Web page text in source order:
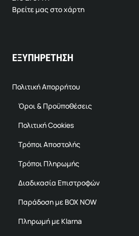
Βρείτε μας στο χάρτη
ΕΞΥΠΗΡΕΤΗΣΗ
Πολιτική Απορρήτου
Όροι & Προϋποθέσεις
Πολιτική Cookies
Τρόποι Αποστολής
Τρόποι Πληρωμής
Διαδικασία Επιστροφών
Παράδοση με BOX NOW
Πληρωμή με Klarna